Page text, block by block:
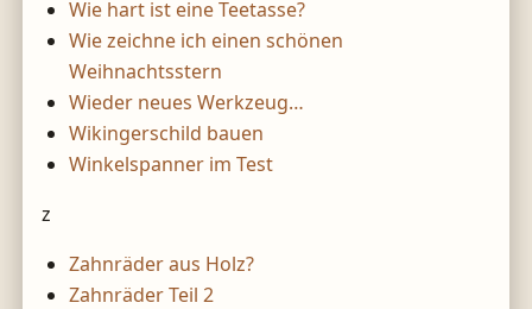
Wie hart ist eine Teetasse?
Wie zeichne ich einen schönen
Weihnachtsstern
Wieder neues Werkzeug…
Wikingerschild bauen
Winkelspanner im Test
z
Zahnräder aus Holz?
Zahnräder Teil 2